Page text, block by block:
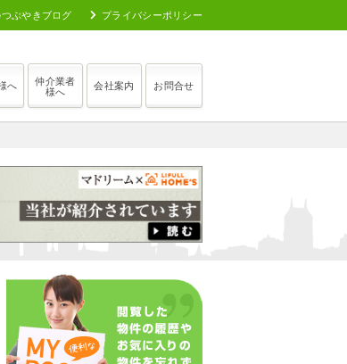
ぶやきブログ プライバシーポリシー
へ
仲介業者
様へ
会社案内 お問合せ